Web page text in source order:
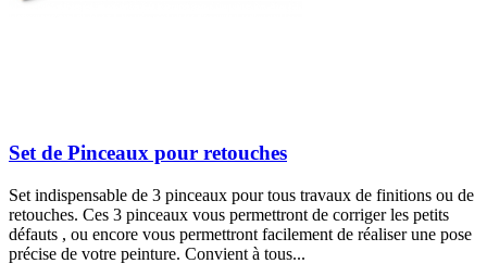
Set de Pinceaux pour retouches
Set indispensable de 3 pinceaux pour tous travaux de finitions ou de
retouches. Ces 3 pinceaux vous permettront de corriger les petits
défauts , ou encore vous permettront facilement de réaliser une pose
précise de votre peinture. Convient à tous...